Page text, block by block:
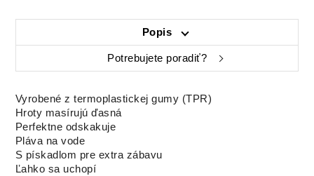
Popis
Potrebujete poradiť?
Vyrobené z termoplastickej gumy (TPR)
Hroty masírujú ďasná
Perfektne odskakuje
Pláva na vode
S pískadlom pre extra zábavu
Ľahko sa uchopí